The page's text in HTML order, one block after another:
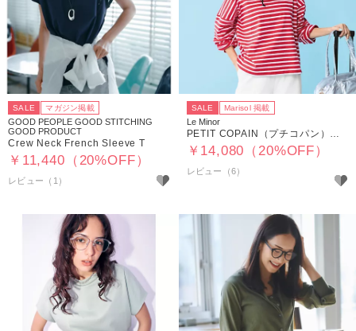
SALE マガジン掲載
GOOD PEOPLE GOOD STITCHING
GOOD PRODUCT
Crew Neck French Sleeve T
￥11,440（20%OFF）
レビュー（1）
SALE Marisol 掲載
Le Minor
￥14,080（20%OFF）
レビュー（6）